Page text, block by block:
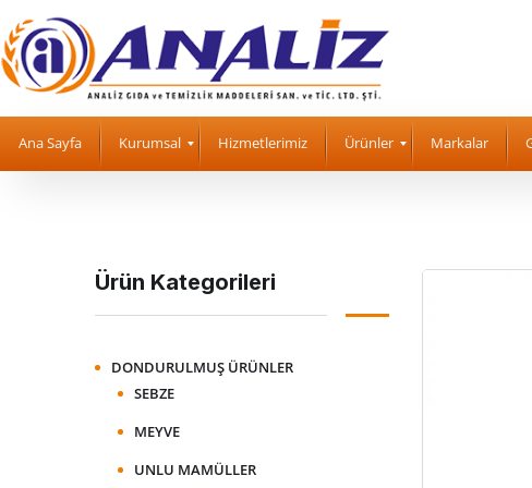
Ana Sayfa Kurumsal Hizmetlerimiz Ürünler Markalar
Ürün Kategorileri
DONDURULMUŞ ÜRÜNLER
SEBZE
MEYVE
UNLU MAMÜLLER